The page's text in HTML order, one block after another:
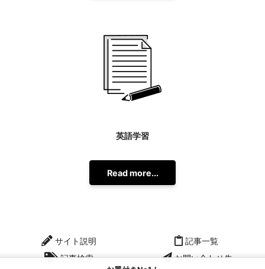
英語学習
Read more...
サイト説明
記事一覧
記事検索
お問い合わせ先